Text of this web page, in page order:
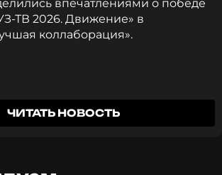
впечатлениями о победе
ТВ 2026. Движение» в
коллаборация».
очень важный шаг. Мы очень
ЧИТАТЬ НОВОСТЬ